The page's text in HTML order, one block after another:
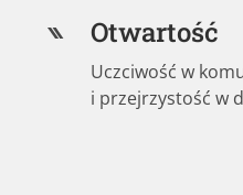
Otwartość
Uczciwość w
i przejrzystość w